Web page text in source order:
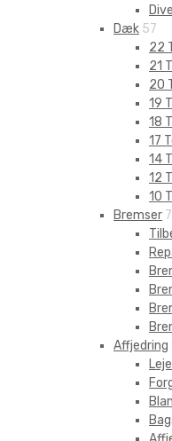
Dæk 57
22
21
20
19
18
17
14
12
10
Bremser
Affjedring